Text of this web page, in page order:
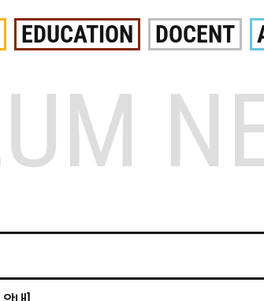
EDUCATION DOCENT